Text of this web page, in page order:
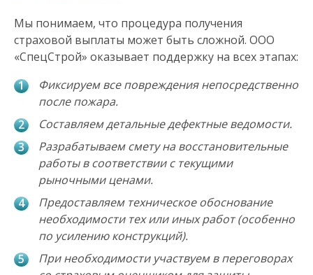
Мы понимаем, что процедура получения
страховой выплаты может быть сложной. ООО
«СпецСтрой» оказывает поддержку на всех этапах:
Фиксируем все повреждения непосредственно
после пожара.
Составляем детальные дефектные ведомости.
Разрабатываем смету на восстановительные
работы в соответствии с текущими
рыночными ценами.
Предоставляем техническое обоснование
необходимости тех или иных работ (особенно
по усилению конструкций).
При необходимости участвуем в переговорах